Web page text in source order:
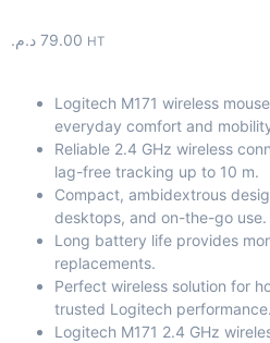
79.00 د.م. HT
Logitech M171 wireless
everyday comfort and
Reliable 2.4 GHz wireless
lag-free tracking up to 10 m.
Compact, ambidextrous
desktops, and on-the-go use.
Long battery life provides
replacements.
Perfect wireless solution for
trusted Logitech performance.
Logitech M171 2.4 GHz